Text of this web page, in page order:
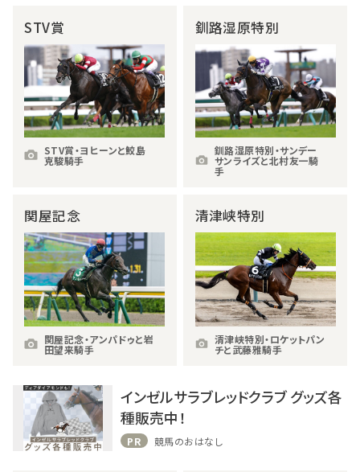
STV賞
STV賞・ヨヒーンと鮫島
克駿騎手
釧路湿原特別
釧路湿原特別・サンデー
サンライズと北村友一騎
手
関屋記念
関屋記念・アンパドゥと岩
田望来騎手
清津峡特別
清津峡特別・ロケットパン
チと武藤雅騎手
インゼルサラブレッドクラブ グッズ各
種販売中！
PR 競馬のおはなし